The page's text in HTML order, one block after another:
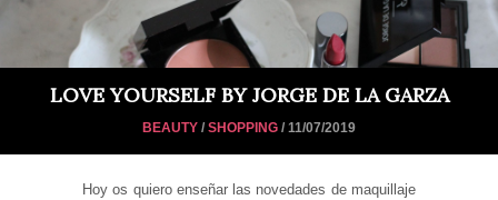
LOVE YOURSELF BY JORGE DE LA GARZA
BEAUTY / SHOPPING / 11/07/2019
Hoy os quiero enseñar las novedades de maquillaje